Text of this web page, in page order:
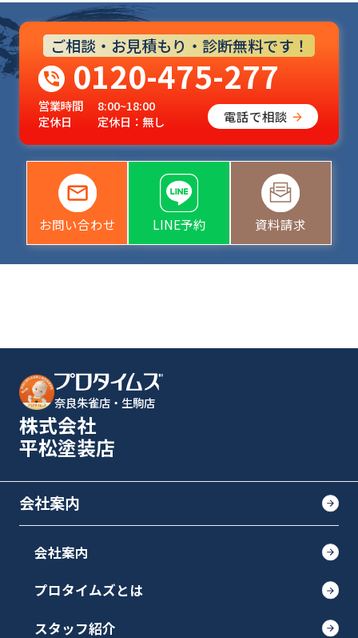
ご相談・お見積もり・診断無料です！
0120-475-277
営業時間
8:00~18:00
定休日
定休日：無し 電話で相談
お問い合わせ LINE予約 資料請求
奈良朱雀店・生駒店
株式会社
平松塗装店
会社案内
会社案内
プロタイムズとは
スタッフ紹介